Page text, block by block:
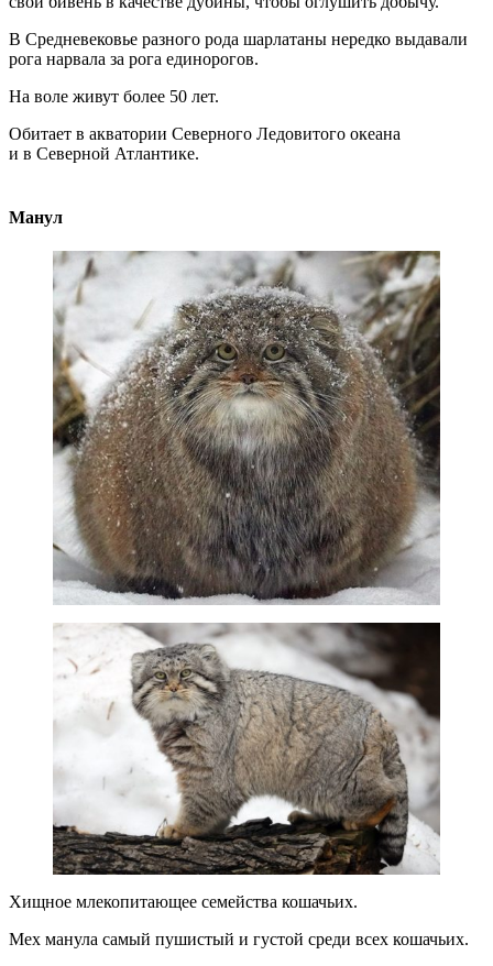
В Средневековье разного рода шарлатаны нередко выдавали
рога нарвала за рога единорогов.
На воле живут более 50 лет.
Обитает в акватории Северного Ледовитого океана
и в Северной Атлантике.
Манул
Хищное млекопитающее семейства кошачьих.
Мех манула самый пушистый и густой среди всех кошачьих.